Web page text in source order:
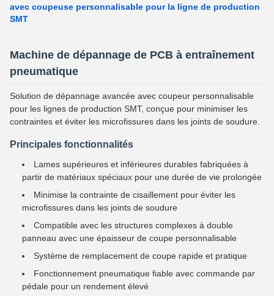
avec coupeuse personnalisable pour la ligne de production
SMT
Machine de dépannage de PCB à entraînement
pneumatique
Solution de dépannage avancée avec coupeur personnalisable
pour les lignes de production SMT, conçue pour minimiser les
contraintes et éviter les microfissures dans les joints de soudure.
Principales fonctionnalités
Lames supérieures et inférieures durables fabriquées à
partir de matériaux spéciaux pour une durée de vie prolongée
Minimise la contrainte de cisaillement pour éviter les
microfissures dans les joints de soudure
Compatible avec les structures complexes à double
panneau avec une épaisseur de coupe personnalisable
Système de remplacement de coupe rapide et pratique
Fonctionnement pneumatique fiable avec commande par
pédale pour un rendement élevé